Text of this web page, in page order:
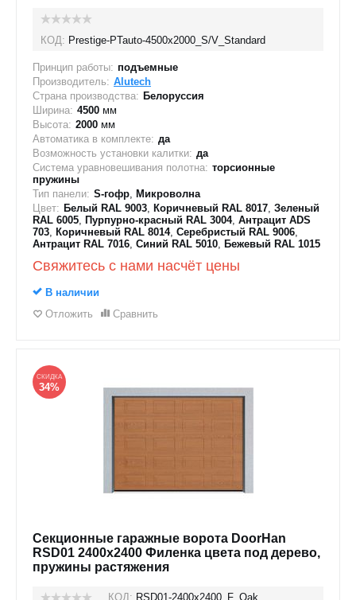
КОД: Prestige-PTauto-4500х2000_S/V_Standard
Принцип работы: подъемные
Производитель: Alutech
Страна производства: Белоруссия
Ширина: 4500 мм
Высота: 2000 мм
Автоматика в комплекте: да
Возможность установки калитки: да
Система уравновешивания полотна: торсионные
пружины
Тип панели: S-гофр, Микроволна
Цвет: Белый RAL 9003, Коричневый RAL 8017, Зеленый
RAL 6005, Пурпурно-красный RAL 3004, Антрацит ADS
703, Коричневый RAL 8014, Серебристый RAL 9006,
Антрацит RAL 7016, Синий RAL 5010, Бежевый RAL 1015
Свяжитесь с нами насчёт цены
В наличии
Отложить
Сравнить
СКИДКА
34%
Секционные гаражные ворота DoorHan
RSD01 2400x2400 Филенка цвета под дерево,
пружины растяжения
КОД: RSD01-2400х2400_F_Oak